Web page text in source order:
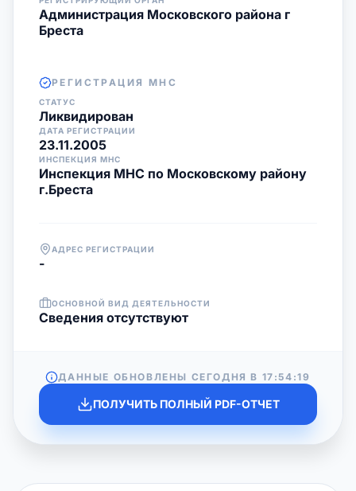
Администрация Московского района г
Бреста
РЕГИСТРАЦИЯ МНС
СТАТУС
Ликвидирован
ДАТА РЕГИСТРАЦИИ
23.11.2005
ИНСПЕКЦИЯ МНС
Инспекция МНС по Московскому району
г.Бреста
АДРЕС РЕГИСТРАЦИИ
-
ОСНОВНОЙ ВИД ДЕЯТЕЛЬНОСТИ
Cведения отсутствуют
ДАННЫЕ ОБНОВЛЕНЫ СЕГОДНЯ В 17:54:19
ПОЛУЧИТЬ ПОЛНЫЙ PDF-ОТЧЕТ